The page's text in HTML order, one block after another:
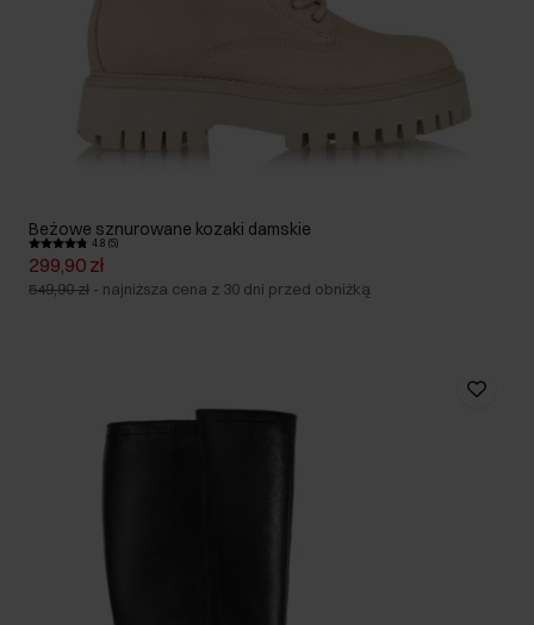
Beżowe sznurowane kozaki damskie
4.8 (5)
299,90 zł
549,90 zł - najniższa cena z 30 dni przed obniżką